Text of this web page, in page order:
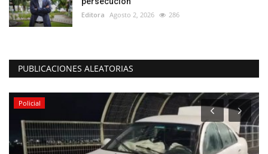
Editora Agosto 2, 2026 286
PUBLICACIONES ALEATORIAS
Policial